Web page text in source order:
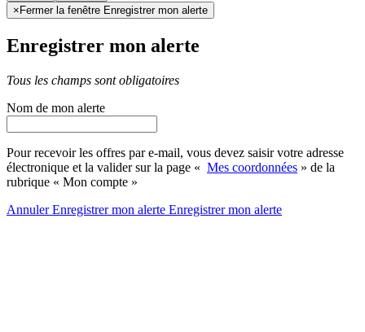
× Fermer la fenêtre Enregistrer mon alerte
Enregistrer mon alerte
Tous les champs sont obligatoires
Nom de mon alerte
Pour recevoir les offres par e-mail, vous devez saisir votre adresse
électronique et la valider sur la page « Mes coordonnées » de la
rubrique « Mon compte »
AnnulerEnregistrer mon alerte Enregistrermon alerte